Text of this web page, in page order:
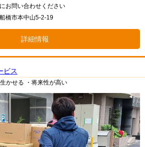
お問い合わせください
橋市本中山5-2-19
詳細情報
ビス
かせる ・将来性が高い